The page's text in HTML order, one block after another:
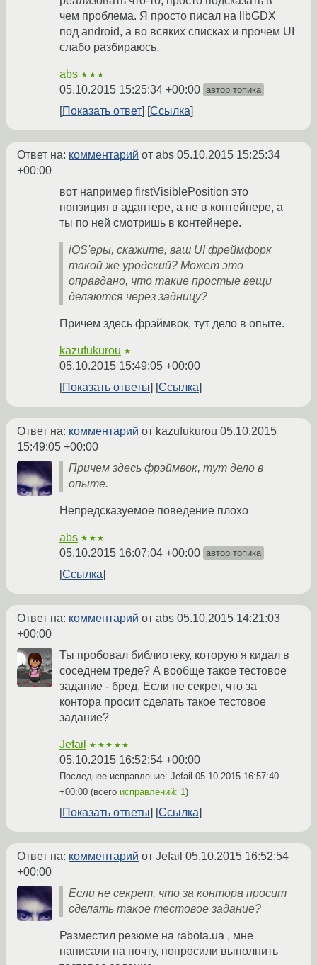
чем проблема. Я просто писал на libGDX
под android, а во всяких списках и прочем UI
слабо разбираюсь.
abs ★★★
05.10.2015 15:25:34 +00:00 автор топика
Показать ответ Ссылка
Ответ на: комментарий от abs 05.10.2015 15:25:34
+00:00
вот например firstVisiblePosition это
попзиция в адаптере, а не в контейнере, а
ты по ней смотришь в контейнере.
iOS'еры, скажите, ваш UI фреймфорк
такой же уродский? Может это
оправдано, что такие простые вещи
делаются через задницу?
Причем здесь фрэймвок, тут дело в опыте.
kazufukurou ★
05.10.2015 15:49:05 +00:00
Показать ответы
Ссылка
Ответ на: комментарий от kazufukurou 05.10.2015
15:49:05 +00:00
Причем здесь фрэймвок, тут дело в
опыте.
Непредсказуемое поведение плохо
abs ★★★
05.10.2015 16:07:04 +00:00 автор топика
Ссылка
Ответ на: комментарий от abs 05.10.2015 14:21:03
+00:00
Ты пробовал библиотеку, которую я кидал в
соседнем треде? А вообще такое тестовое
задание - бред. Если не секрет, что за
контора просит сделать такое тестовое
задание?
Jefail ★★★★★
05.10.2015 16:52:54 +00:00
Последнее исправление: Jefail 05.10.2015 16:57:40
+00:00 (всего исправлений: 1)
Показать ответы Ссылка
Ответ на: комментарий от Jefail 05.10.2015 16:52:54
+00:00
Если не секрет, что за контора просит
сделать такое тестовое задание?
Разместил резюме на rabota.ua , мне
написали на почту, попросили выполнить